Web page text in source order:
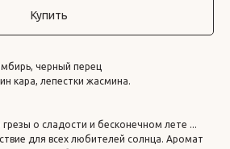
Купить
черный перец
кара, лепестки жасмина.
грезы о сладости и бесконечном лете ...
для всех любителей солнца. Аромат